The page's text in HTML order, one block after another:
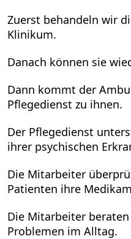
Zuerst behandeln wir
Klinikum.
Danach können sie
Dann kommt der
Pflegedienst zu ihnen.
Der Pflegedienst
ihrer psychischen
Die Mitarbeiter
Patienten ihre
Die Mitarbeiter
Problemen im Alltag.